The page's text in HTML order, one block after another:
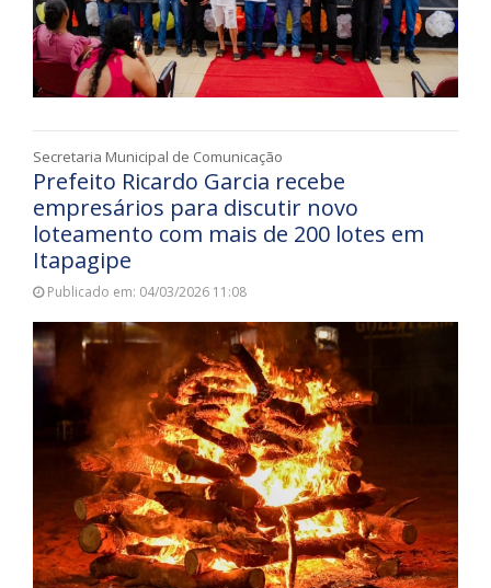
Secretaria Municipal de Comunicação
Prefeito Ricardo Garcia recebe
empresários para discutir novo
loteamento com mais de 200 lotes em
Itapagipe
Publicado em: 04/03/2026 11:08